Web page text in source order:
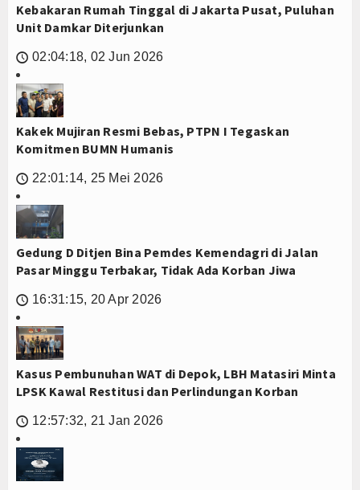
Kebakaran Rumah Tinggal di Jakarta Pusat, Puluhan
Unit Damkar Diterjunkan
🕔 02:04:18, 02 Jun 2026
Kakek Mujiran Resmi Bebas, PTPN I Tegaskan
Komitmen BUMN Humanis
🕔 22:01:14, 25 Mei 2026
Gedung D Ditjen Bina Pemdes Kemendagri di Jalan
Pasar Minggu Terbakar, Tidak Ada Korban Jiwa
🕔 16:31:15, 20 Apr 2026
Kasus Pembunuhan WAT di Depok, LBH Matasiri Minta
LPSK Kawal Restitusi dan Perlindungan Korban
🕔 12:57:32, 21 Jan 2026